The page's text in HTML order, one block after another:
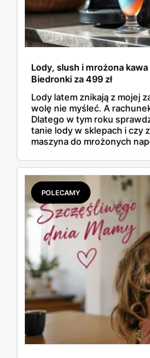
Lody, slush i mrożona
Biedronki za 499 zł
Lody latem znikają z mojej
wolę nie myśleć. A
Dlatego w tym roku
tanie lody w sklepach i czy
maszyna do mrożonych
kawę w domu, bez
Postanowiłam policzyć,
POLECAMY